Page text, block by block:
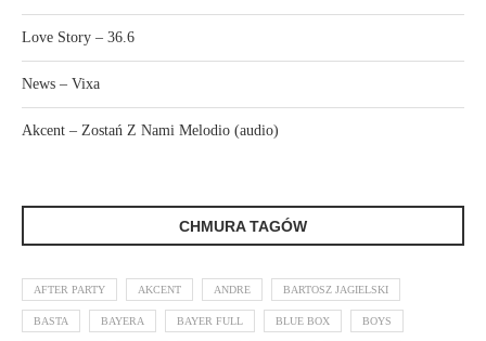
Love Story – 36.6
News – Vixa
Akcent – Zostań Z Nami Melodio (audio)
CHMURA TAGÓW
AFTER PARTY AKCENT ANDRE BARTOSZ JAGIELSKI
BASTA BAYERA BAYER FULL BLUE BOX BOYS